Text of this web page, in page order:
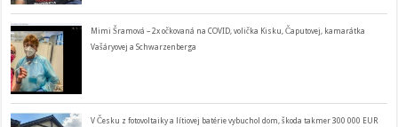
Mimi Šramová – 2x očkovaná na COVID, volička Kisku, Čaputovej, kamarátka
Vašáryovej a Schwarzenberga
V Česku z fotovoltaiky a lítiovej batérie vybuchol dom, škoda takmer 300 000 EUR